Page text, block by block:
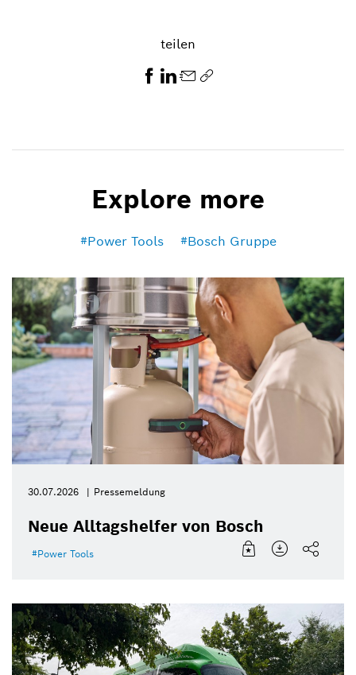
teilen
Explore more
Power Tools Bosch Gruppe
30.07.2026 Pressemeldung
Neue Alltagshelfer von Bosch
Power Tools